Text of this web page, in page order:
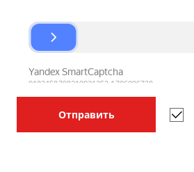
Отправить